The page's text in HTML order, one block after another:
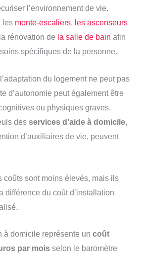
l’environnement de vie.
les monte-escaliers, les ascenseurs
rénovation de la salle de bain afin
spécifiques de la personne.
du logement ne peut pas
d’autonomie peut également être
ou physiques graves.
des services d’aide à domicile,
d’auxiliaires de vie, peuvent
coûts sont moins élevés, mais ils
différence du coût d’installation
à domicile représente un coût
par moisselon le baromètre